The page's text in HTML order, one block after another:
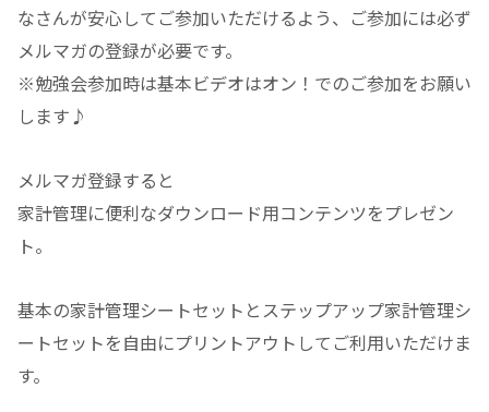
なさんが安心してご参加いただけるよう、ご参加には必ず
メルマガの登録が必要です。
※勉強会参加時は基本ビデオはオン！でのご参加をお願い
します♪
メルマガ登録すると
家計管理に便利なダウンロード用コンテンツをプレゼン
ト。
基本の家計管理シートセットとステップアップ家計管理シ
ートセットを自由にプリントアウトしてご利用いただけま
す。